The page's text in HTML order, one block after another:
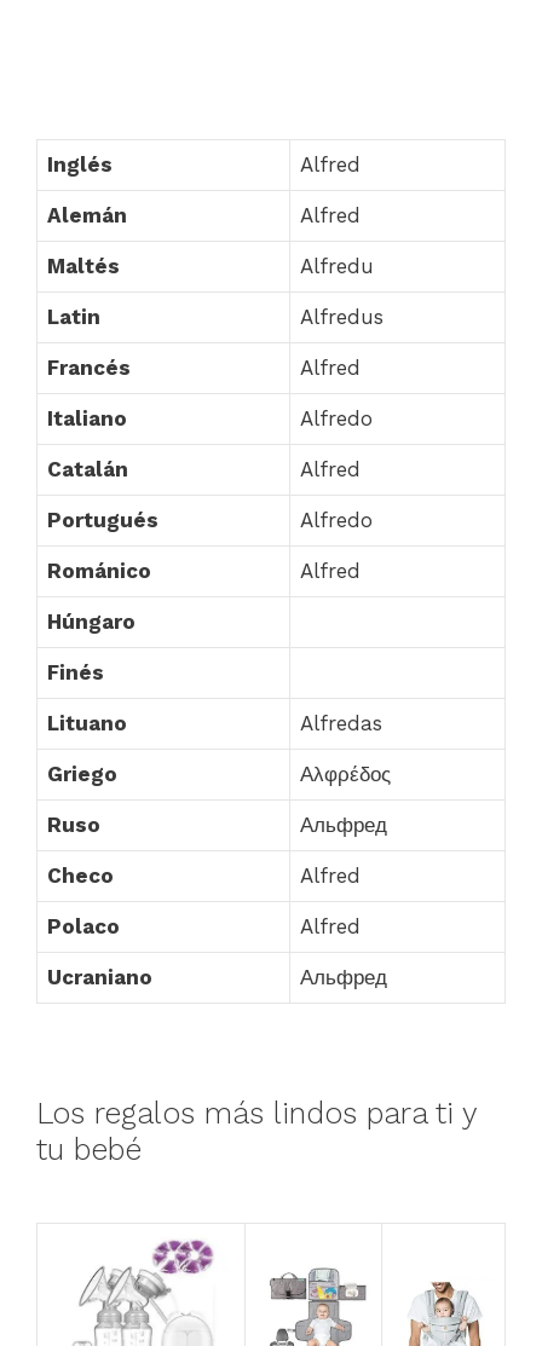
Inglés Alfred
Alemán Alfred
Maltés Alfredu
Latin Alfredus
Francés Alfred
Italiano Alfredo
Catalán Alfred
Portugués Alfredo
Románico Alfred
Húngaro
Finés
Lituano Alfredas
Griego Αλφρέδος
Ruso Альфред
Checo Alfred
Polaco Alfred
Ucraniano Альфред
Los regalos más lindos para ti y
tu bebé